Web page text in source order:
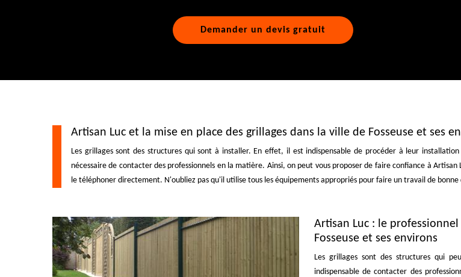
Demander un devis gratuit
Artisan Luc et la mise en place des grillages dans la ville de Fosseuse et ses
Les grillages sont des structures qui sont à installer. En effet, il est indispensable de procéder à leur
nécessaire de contacter des professionnels en la matière. Ainsi, on peut vous proposer de faire confiance à
le téléphoner directement. N'oubliez pas qu'il utilise tous les équipements appropriés pour faire un travail de bonne
Artisan Luc : le
Fosseuse et ses environs
Les grillages sont des structures qui
indispensable de contacter des